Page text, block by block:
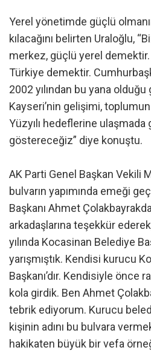
Yerel yönetimde güçlü
kılacağını belirten Uraloğlu,
merkez, güçlü yerel
Türkiye demektir.
2002 yılından bu yana
Kayseri’nin gelişimi,
Yüzyılı hedeflerine
göstereceğiz” diye konuştu.
AK Parti Genel Başkan Vekili
bulvarın yapımında emeği
Başkanı Ahmet
arkadaşlarına teşekkür
yılında Kocasinan Belediye
yarışmıştık. Kendisi kurucu
Başkanı’dır. Kendisiyle önce
kola girdik. Ben Ahmet
tebrik ediyorum. Kurucu
kişinin adını bu bulvara
hakikaten büyük bir vefa